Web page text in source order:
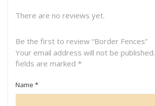
There are no reviews yet.
Be the first to review “Border Fences”
Your email address will not be published.
fields are marked *
Name *